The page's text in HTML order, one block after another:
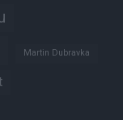
Martin Dubravka